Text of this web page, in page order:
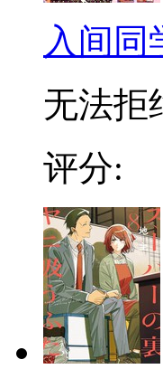
入间同
无法拒
评分: